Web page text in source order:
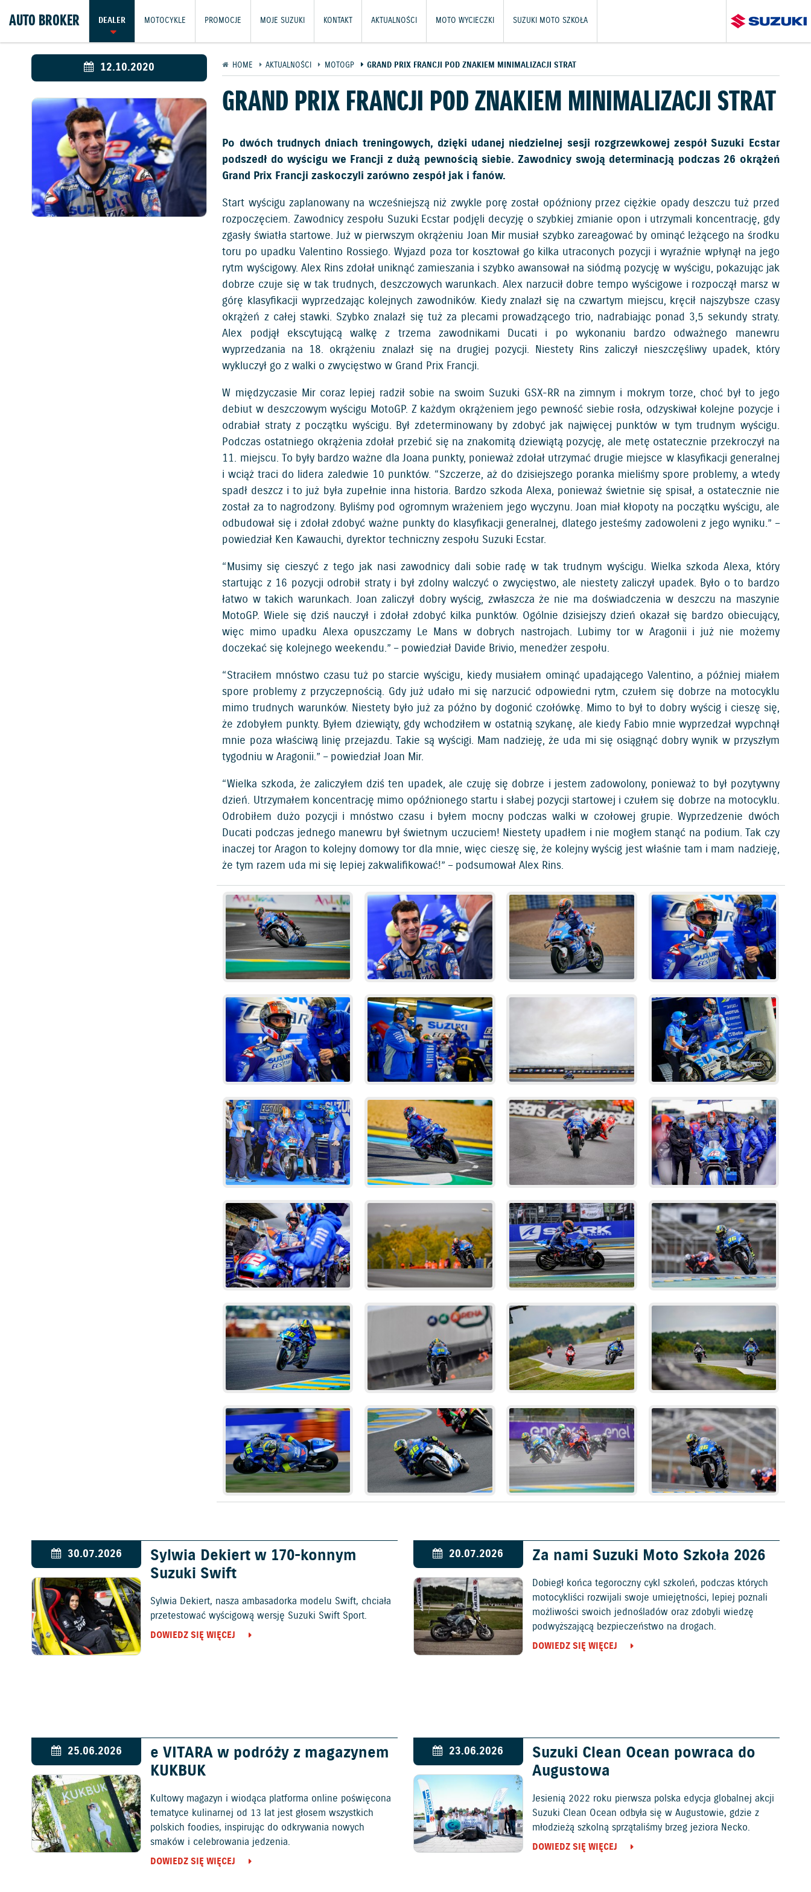
AUTO BROKER DEALER MOTOCYKLE PROMOCJE MOJE SUZUKI KONTAKT AKTUALNOŚCI MOTO WYCIECZKI SUZUKI MOTO SZKOŁA
12.10.2020 HOME AKTUALNOŚCI MOTOGP GRAND PRIX FRANCJI POD ZNAKIEM MINIMALIZACJI STRAT
GRAND PRIX FRANCJI POD ZNAKIEM MINIMALIZACJI STRAT
Po dwóch trudnych dniach treningowych, dzięki udanej niedzielnej sesji rozgrzewkowej zespół Suzuki Ecstar
podszedł do wyścigu we Francji z dużą pewnością siebie. Zawodnicy swoją determinacją podczas 26 okrążeń
Grand Prix Francji zaskoczyli zarówno zespół jak i fanów.
Start wyścigu zaplanowany na wcześniejszą niż zwykle porę został opóźniony przez ciężkie opady deszczu tuż przed
rozpoczęciem. Zawodnicy zespołu Suzuki Ecstar podjęli decyzję o szybkiej zmianie opon i utrzymali koncentrację, gdy
zgasły światła startowe. Już w pierwszym okrążeniu Joan Mir musiał szybko zareagować by ominąć leżącego na środku
toru po upadku Valentino Rossiego. Wyjazd poza tor kosztował go kilka utraconych pozycji i wyraźnie wpłynął na jego
rytm wyścigowy. Alex Rins zdołał uniknąć zamieszania i szybko awansował na siódmą pozycję w wyścigu, pokazując jak
dobrze czuje się w tak trudnych, deszczowych warunkach. Alex narzucił dobre tempo wyścigowe i rozpoczął marsz w
górę klasyfikacji wyprzedzając kolejnych zawodników. Kiedy znalazł się na czwartym miejscu, kręcił najszybsze czasy
okrążeń z całej stawki. Szybko znalazł się tuż za plecami prowadzącego trio, nadrabiając ponad 3,5 sekundy straty.
Alex podjął ekscytującą walkę z trzema zawodnikami Ducati i po wykonaniu bardzo odważnego manewru
wyprzedzania na 18. okrążeniu znalazł się na drugiej pozycji. Niestety Rins zaliczył nieszczęśliwy upadek, który
wykluczył go z walki o zwycięstwo w Grand Prix Francji.
W międzyczasie Mir coraz lepiej radził sobie na swoim Suzuki GSX-RR na zimnym i mokrym torze, choć był to jego
debiut w deszczowym wyścigu MotoGP. Z każdym okrążeniem jego pewność siebie rosła, odzyskiwał kolejne pozycje i
odrabiał straty z początku wyścigu. Był zdeterminowany by zdobyć jak najwięcej punktów w tym trudnym wyścigu.
Podczas ostatniego okrążenia zdołał przebić się na znakomitą dziewiątą pozycję, ale metę ostatecznie przekroczył na
11. miejscu. To były bardzo ważne dla Joana punkty, ponieważ zdołał utrzymać drugie miejsce w klasyfikacji generalnej
i wciąż traci do lidera zaledwie 10 punktów. “Szczerze, aż do dzisiejszego poranka mieliśmy spore problemy, a wtedy
spadł deszcz i to już była zupełnie inna historia. Bardzo szkoda Alexa, ponieważ świetnie się spisał, a ostatecznie nie
został za to nagrodzony. Byliśmy pod ogromnym wrażeniem jego wyczynu. Joan miał kłopoty na początku wyścigu, ale
odbudował się i zdołał zdobyć ważne punkty do klasyfikacji generalnej, dlatego jesteśmy zadowoleni z jego wyniku.” –
powiedział Ken Kawauchi, dyrektor techniczny zespołu Suzuki Ecstar.
“Musimy się cieszyć z tego jak nasi zawodnicy dali sobie radę w tak trudnym wyścigu. Wielka szkoda Alexa, który
startując z 16 pozycji odrobił straty i był zdolny walczyć o zwycięstwo, ale niestety zaliczył upadek. Było o to bardzo
łatwo w takich warunkach. Joan zaliczył dobry wyścig, zwłaszcza że nie ma doświadczenia w deszczu na maszynie
MotoGP. Wiele się dziś nauczył i zdołał zdobyć kilka punktów. Ogólnie dzisiejszy dzień okazał się bardzo obiecujący,
więc mimo upadku Alexa opuszczamy Le Mans w dobrych nastrojach. Lubimy tor w Aragonii i już nie możemy
doczekać się kolejnego weekendu.” – powiedział Davide Brivio, menedżer zespołu.
“Straciłem mnóstwo czasu tuż po starcie wyścigu, kiedy musiałem ominąć upadającego Valentino, a później miałem
spore problemy z przyczepnością. Gdy już udało mi się narzucić odpowiedni rytm, czułem się dobrze na motocyklu
mimo trudnych warunków. Niestety było już za późno by dogonić czołówkę. Mimo to był to dobry wyścig i cieszę się,
że zdobyłem punkty. Byłem dziewiąty, gdy wchodziłem w ostatnią szykanę, ale kiedy Fabio mnie wyprzedzał wypchnął
mnie poza właściwą linię przejazdu. Takie są wyścigi. Mam nadzieję, że uda mi się osiągnąć dobry wynik w przyszłym
tygodniu w Aragonii.” – powiedział Joan Mir.
“Wielka szkoda, że zaliczyłem dziś ten upadek, ale czuję się dobrze i jestem zadowolony, ponieważ to był pozytywny
dzień. Utrzymałem koncentrację mimo opóźnionego startu i słabej pozycji startowej i czułem się dobrze na motocyklu.
Odrobiłem dużo pozycji i mnóstwo czasu i byłem mocny podczas walki w czołowej grupie. Wyprzedzenie dwóch
Ducati podczas jednego manewru był świetnym uczuciem! Niestety upadłem i nie mogłem stanąć na podium. Tak czy
inaczej tor Aragon to kolejny domowy tor dla mnie, więc cieszę się, że kolejny wyścig jest właśnie tam i mam nadzieję,
że tym razem uda mi się lepiej zakwalifikować!” – podsumował Alex Rins.
30.07.2026
Sylwia Dekiert w 170-konnym
Suzuki Swift
Sylwia Dekiert, nasza ambasadorka modelu Swift, chciała
przetestować wyścigową wersję Suzuki Swift Sport.
DOWIEDZ SIĘ WIĘCEJ
20.07.2026 Za nami Suzuki Moto Szkoła 2026
Dobiegł końca tegoroczny cykl szkoleń, podczas których
motocykliści rozwijali swoje umiejętności, lepiej poznali
możliwości swoich jednośladów oraz zdobyli wiedzę
podwyższającą bezpieczeństwo na drogach.
DOWIEDZ SIĘ WIĘCEJ
25.06.2026
e VITARA w podróży z magazynem
KUKBUK
Kultowy magazyn i wiodąca platforma online poświęcona
tematyce kulinarnej od 13 lat jest głosem wszystkich
polskich foodies, inspirując do odkrywania nowych
smaków i celebrowania jedzenia.
DOWIEDZ SIĘ WIĘCEJ
23.06.2026
Suzuki Clean Ocean powraca do
Augustowa
Jesienią 2022 roku pierwsza polska edycja globalnej akcji
Suzuki Clean Ocean odbyła się w Augustowie, gdzie z
młodzieżą szkolną sprzątaliśmy brzeg jeziora Necko.
DOWIEDZ SIĘ WIĘCEJ